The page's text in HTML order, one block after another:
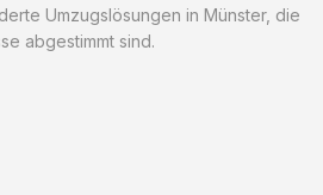
Umzugslösungen in Münster, die
abgestimmt sind.